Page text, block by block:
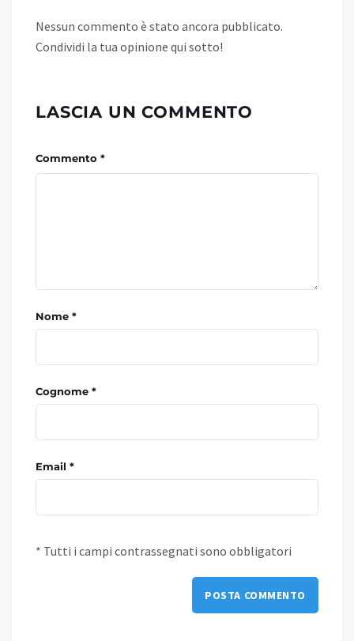
Nessun commento è stato ancora pubblicato.
Condividi la tua opinione qui sotto!
LASCIA UN COMMENTO
Commento *
Nome *
Cognome *
Email *
* Tutti i campi contrassegnati sono obbligatori